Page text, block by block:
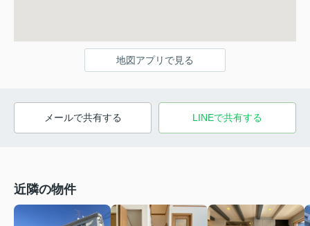
地図アプリで見る
メールで共有する LINEで共有する
近隣の物件